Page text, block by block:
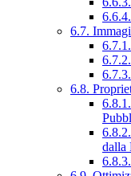
6.7.
6.8.
dalla